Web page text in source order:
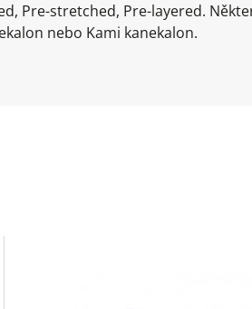
Pre-stretched, Pre-layered.
nebo Kami kanekalon.